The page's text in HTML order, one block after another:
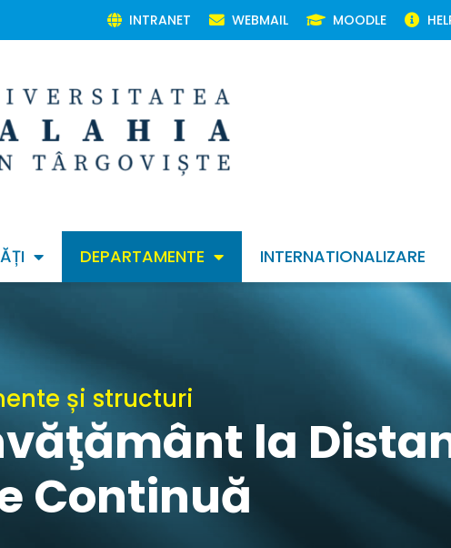
INTRANET WEBMAIL MOODLE
DEPARTAMENTE INTERNATIONALIZARE
și structuri
la
Continuă